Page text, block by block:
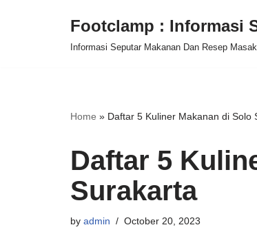
Footclamp : Informasi
Informasi Seputar Makanan Dan Resep Masak
Home » Daftar 5 Kuliner Makanan di Solo
Daftar 5
Surakarta
by admin October 20, 2023